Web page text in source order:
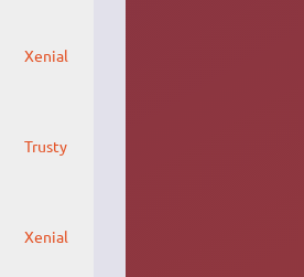
Xenial
Trusty
Xenial